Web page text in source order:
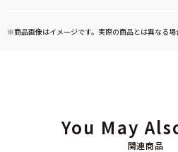
※商品画像はイメージです。実際の商品とは異なる場
関連商品
You May